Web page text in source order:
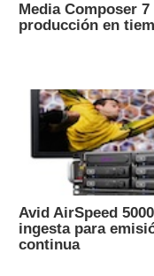
Media Composer
producción en
Avid AirSpeed
ingesta para
continua